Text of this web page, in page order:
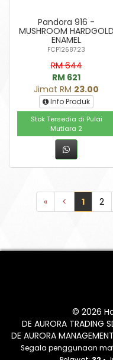
Pandora 916 -
MUSHROOM HARDGOLD
ENAMEL
FCP1268723
RM 644
RM 621
Jimat RM 23.00
Info Produk
Stok Tersedia di Pulai
Mutiara 2
« < 1 2
© 2026
DE AURORA TRADING
DE AURORA
Segala penggunaan